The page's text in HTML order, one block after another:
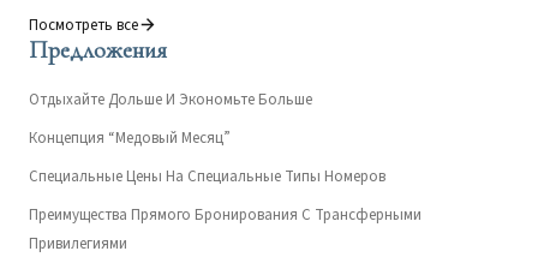
Посмотреть все
Предложения
Отдыхайте Дольше И Экономьте Больше
Концепция “Медовый Месяц”
Специальные Цены На Специальные Типы Номеров
Преимущества Прямого Бронирования С Трансферными
Привилегиями